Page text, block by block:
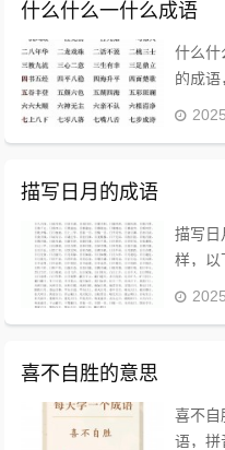
什么什么一什么成语
什么什
的成
描写日月的成语
描写日
样，以
喜不自胜的意思
喜不自
语，拼